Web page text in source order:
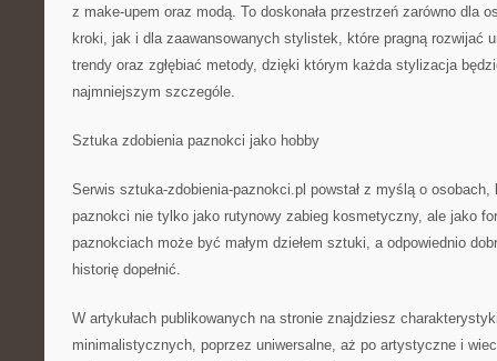
z make-upem oraz modą. To doskonała przestrzeń zarówno dla
kroki, jak i dla zaawansowanych stylistek, które pragną rozwijać
trendy oraz zgłębiać metody, dzięki którym każda stylizacja
najmniejszym szczególe.
Sztuka zdobienia paznokci jako hobby
Serwis sztuka-zdobienia-paznokci.pl powstał z myślą o
paznokci nie tylko jako rutynowy zabieg kosmetyczny, ale jako
paznokciach może być małym dziełem sztuki, a odpowiednio
historię dopełnić.
W artykułach publikowanych na stronie znajdziesz
minimalistycznych, poprzez uniwersalne, aż po artystyczne i